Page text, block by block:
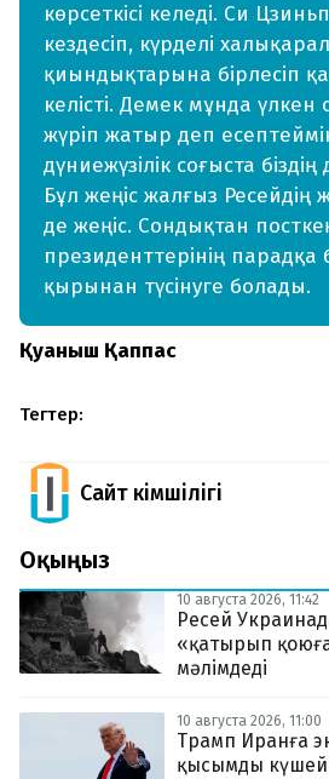
көрсеткісі келеді. Си
кездесіп, күрделі
қиындықтарына бірлесіп
келісті. Демек мұнда үлкен
жүріп жатыр деп
дүниежүзілік соғыста біздің
Бұл жеңіс жалғыз Ресейдің
де жеңіс. Сондықтан
президенттерінің
қырынан түсінуге болады.
Қуаныш Қаппас
Тегтер:
Сайт Әкімшілігі
Оқыңыз
10 августа 2026, 11:42
Ресей
«қатырып
мәлімдеді
10 августа 2026, 11:00
Трамп Иранға
қысымды